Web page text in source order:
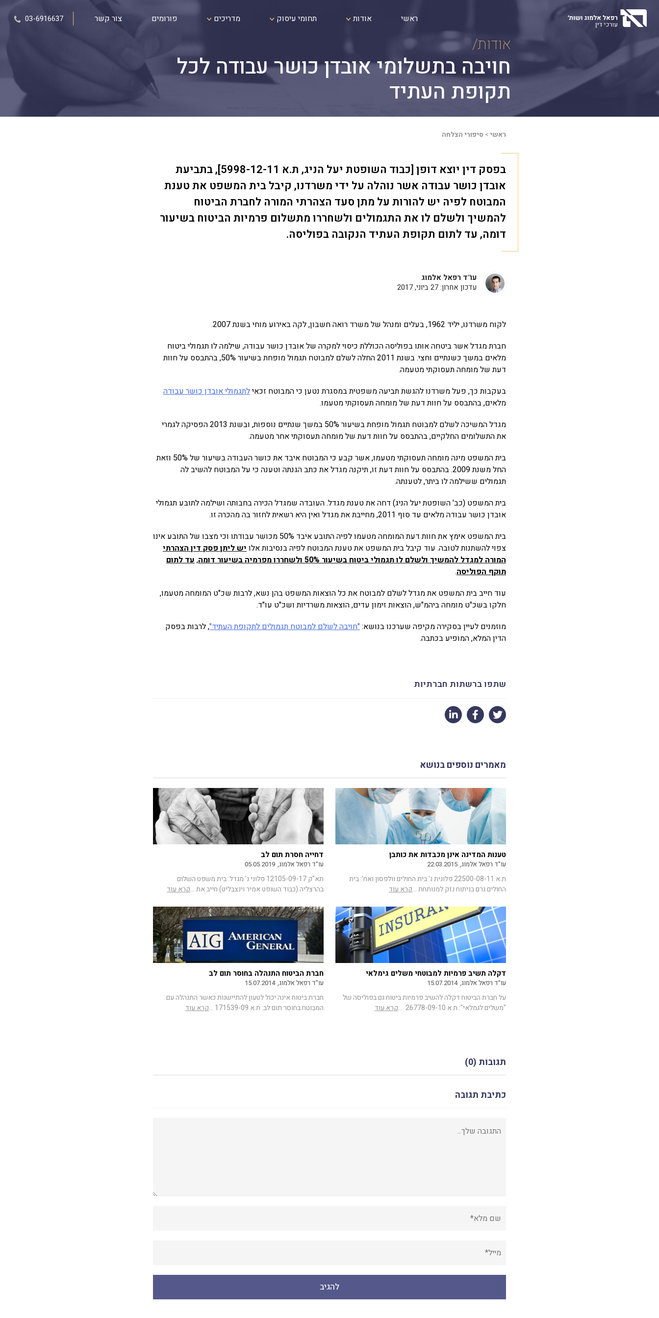
content
ראשי אודות תחומי עיסוק מדריכים פורומים צור קשר 03-6916637
אודות/
חויבה בתשלומי אובדן כושר עבודה לכל
תקופת העתיד
ראשי> סיפורי הצלחה
בפסק דין יוצא דופן [כבוד השופטת יעל הניג, ת.א 5998-12-11], בתביעת
אובדן כושר עבודה אשר נוהלה על ידי משרדנו, קיבל בית המשפט את טענת
המבוטח לפיה יש להורות על מתן סעד הצהרתי המורה לחברת הביטוח
להמשיך ולשלם לו את התגמולים ולשחררו מתשלום פרמיות הביטוח בשיעור
דומה, עד לתום תקופת העתיד הנקובה בפוליסה.
עו"ד רפאל אלמוג
עדכון אחרון: 27 ביוני, 2017
לקוח משרדנו, יליד 1962, בעלים ומנהל של משרד רואה חשבון, לקה באירוע מוחי בשנת 2007.
חברת מגדל אשר ביטחה אותו בפוליסה הכוללת כיסוי למקרה של אובדן כושר עבודה, שילמה לו תגמולי ביטוח
מלאים במשך כשנתיים וחצי. בשנת 2011 החלה לשלם למבוטח תגמול מופחת בשיעור 50%, בהתבסס על חוות
דעת של מומחה תעסוקתי מטעמה.
בעקבות כך, פעל משרדנו להגשת תביעה משפטית במסגרת נטען כי המבוטח זכאילתגמולי אובדן כושר עבודה
מלאים, בהתבסס על חוות דעת של מומחה תעסוקתי מטעמו.
מגדל המשיכה לשלם למבוטח תגמול מופחת בשיעור 50% במשך שנתיים נוספות, ובשנת 2013 הפסיקה לגמרי
את התשלומים החלקיים, בהתבסס על חוות דעת של מומחה תעסוקתי אחר מטעמה.
בית המשפט מינה מומחה תעסוקתי מטעמו, אשר קבע כי המבוטח איבד את כושר העבודה בשיעור של 50% וזאת
החל משנת 2009. בהתבסס על חוות דעת זו, תיקנה מגדל את כתב הגנתה וטענה כי על המבוטח להשיב לה
תגמולים ששילמה לו ביתר, לטענתה.
בית המשפט (כב' השופטת יעל הניג) דחה את טענת מגדל. העובדה שמגדל הכירה בחבותה ושילמה לתובע תגמולי
אובדן כושר עבודה מלאים עד סוף 2011, מחייבת את מגדל ואין היא רשאית לחזור בה מהכרה זו.
בית המשפט אימץ את חוות דעת המומחה מטעמו לפיה התובע איבד 50% מכושר עבודתו וכי מצבו של התובע אינו
צפוי להשתנות לטובה. עוד קיבל בית המשפט את טענת המבוטח לפיה בנסיבות אלויש ליתן פסק דין הצהרתי
המורה למגדל להמשיך ולשלם לו תגמולי ביטוח בשיעור 50% ולשחררו מפרמיה בשיעור דומה
,עד לתום
תוקף הפוליסה.
עוד חייב בית המשפט את מגדל לשלם למבוטח את כל הוצאות המשפט בהן נשא, לרבות שכ"ט המומחה מטעמו,
חלקו בשכ"ט מומחה ביהמ"ש, הוצאות זימון עדים, הוצאות משרדיות ושכ"ט עו"ד.
מוזמנים לעיין בסקירה מקיפה שערכנו בנושא:"חויבה לשלם למבוטח תגמולים לתקופת העתיד", לרבות בפסק
הדין המלא, המופיע בכתבה.
שתפו ברשתות חברתיות
מאמרים נוספים בנושא
טענות המדינה אינן מכבדות את כותבן
עו"ד רפאל אלמוג, 22.03.2015
ת.א 22500-08-11 פלונית נ' בית החולים וולפסון ואח': בית
החולים גרם בניתוח נזק למנותחת ...קרא עוד
דחייה חסרת תום לב
עו"ד רפאל אלמוג, 05.05.2019
תא"ק 12105-09-17 פלוני נ' מגדל: בית משפט השלום
בהרצליה (כבוד השופט אמיר וינצבליט) חייב את ...קרא עוד
דקלה תשיב פרמיות למבוטחי משלים גימלאי
עו"ד רפאל אלמוג, 15.07.2014
על חברת הביטוח דקלה להשיב פרמיות ביטוח גם בפוליסה של
"משלים לגמלאי": ת.א 26778-09-10 ...
קרא עוד
חברת הביטוח התנהלה בחוסר תום לב
עו"ד רפאל אלמוג, 15.07.2014
חברת ביטוח אינה יכול לטעון להתיישנות כאשר התנהלה עם
המבוטח בחוסר תום לב: ת.א 171539-09 ...
קרא עוד
תגובות (0)
כתיבת תגובה